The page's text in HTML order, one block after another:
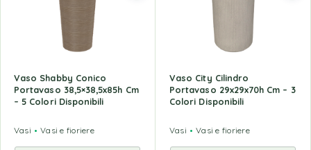
Vaso Shabby Conico
Portavaso 38,5×38,5x85h Cm
– 5 Colori Disponibili
Vasi Vasi e fioriere
Vaso City Cilindro
Portavaso 29x29x70h Cm – 3
Colori Disponibili
Vasi Vasi e fioriere